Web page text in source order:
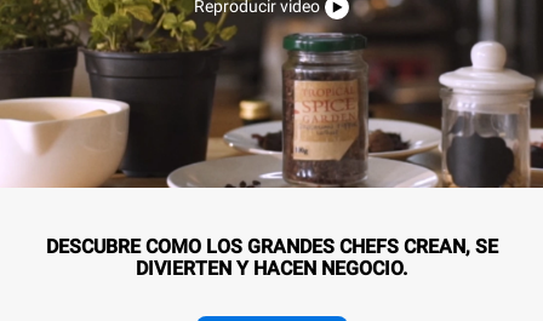
Reproducir video
DESCUBRE COMO LOS GRANDES CHEFS CREAN, SE
DIVIERTEN Y HACEN NEGOCIO.